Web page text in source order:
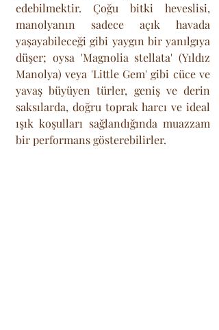
edebilmektir. Çoğu bitki heveslisi,
manolyanın sadece açık havada
yaşayabileceği gibi yaygın bir yanılgıya
düşer; oysa 'Magnolia stellata' (Yıldız
Manolya) veya 'Little Gem' gibi cüce ve
yavaş büyüyen türler, geniş ve derin
saksılarda, doğru toprak harcı ve ideal
ışık koşulları sağlandığında muazzam
bir performans gösterebilirler.